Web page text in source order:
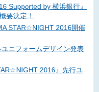
Supported by 横浜銀行』
要決定！
STAR☆NIGHT 2016開催
ニフォームデザイン発表
2016』先行ユ